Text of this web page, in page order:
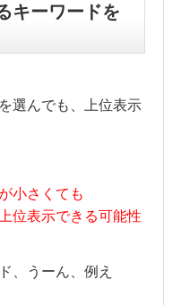
キーワードを
選んでも、上位表示
小さくても
位表示できる可能性
、うーん、例え